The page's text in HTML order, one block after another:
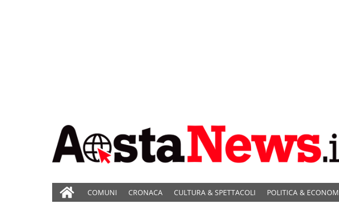
COMUNI CRONACA CULTURA & SPETTACOLI POLITICA &